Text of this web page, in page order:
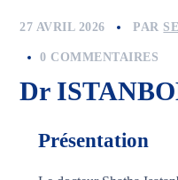
27 AVRIL 2026 PAR
0 COMMENTAIRES
Dr
Présentation